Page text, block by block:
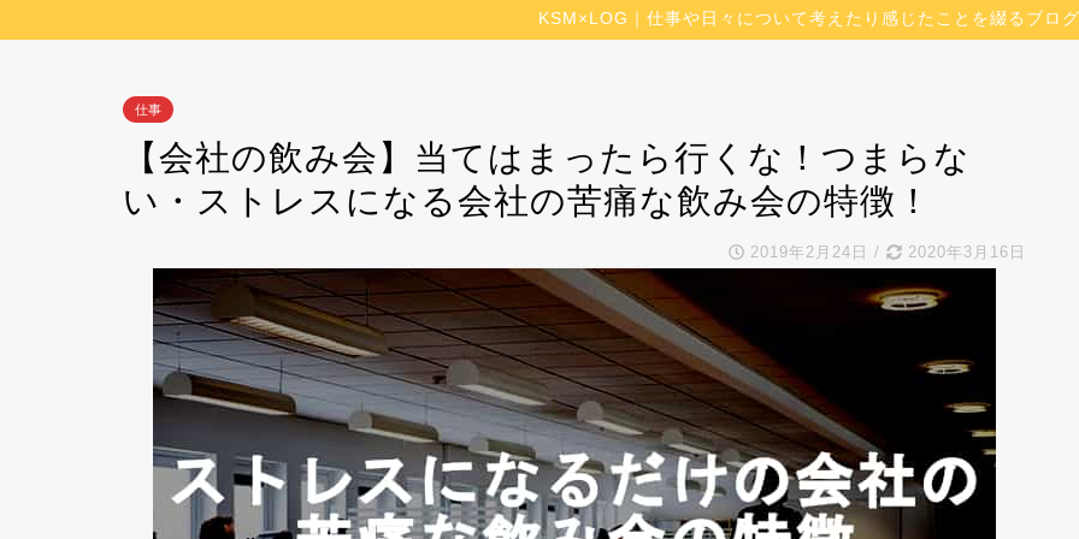
KSM×LOG｜仕事や日々について考えたり感じたことを綴るブログ
仕事
【会社の飲み会】当てはまったら行くな！つまらな
い・ストレスになる会社の苦痛な飲み会の特徴！
2019年2月24日 / 2020年3月16日